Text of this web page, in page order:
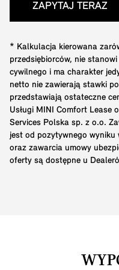
ZAPYTAJ TERAZ
* Kalkulacja kierowana
przedsiębiorców, nie
cywilnego i ma charakter
netto nie zawierają stawki
przedstawiają ostateczne
Usługi MINI Comfort Lease
Services Polska sp. z o.o.
jest od pozytywnego
oraz zawarcia umowy
oferty są dostępne u